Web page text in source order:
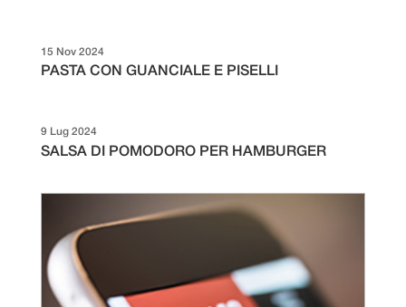
PASTA CON GUANCIALE E PISELLI
15 Nov 2024
SALSA DI POMODORO PER HAMBURGER
9 Lug 2024